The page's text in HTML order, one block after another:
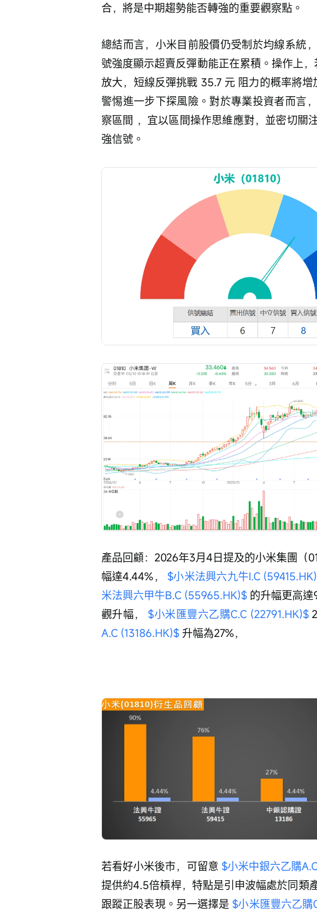
合，將是中期趨勢能否轉強的重要觀察點。
總結而言，小米目前股價仍受制於均線系統
號強度顯示超賣反彈動能正在累積。操作上
放大，短線反彈挑戰 35.7 元 阻力的概率將
警惕進一步下探風險。對於專業投資者而言
察區間 ，宜以區間操作思維應對，並密切關
強信號。
產品回顧：2026年3月4日提及的小米集團（
幅達4.44%， $小米法興六九牛I.C
米法興六甲牛B.C (55965.HK)$ 的升幅更高
觀升幅， $小米匯豐六乙購C.C (22791.HK)$
A.C (13186.HK)$ 升幅為27%，
若看好小米後市，可留意 $小米中銀六乙購
提供約4.5倍槓桿，特點是引申波幅處於同類
跟蹤正股表現。另一選擇是 $小米匯豐六乙購